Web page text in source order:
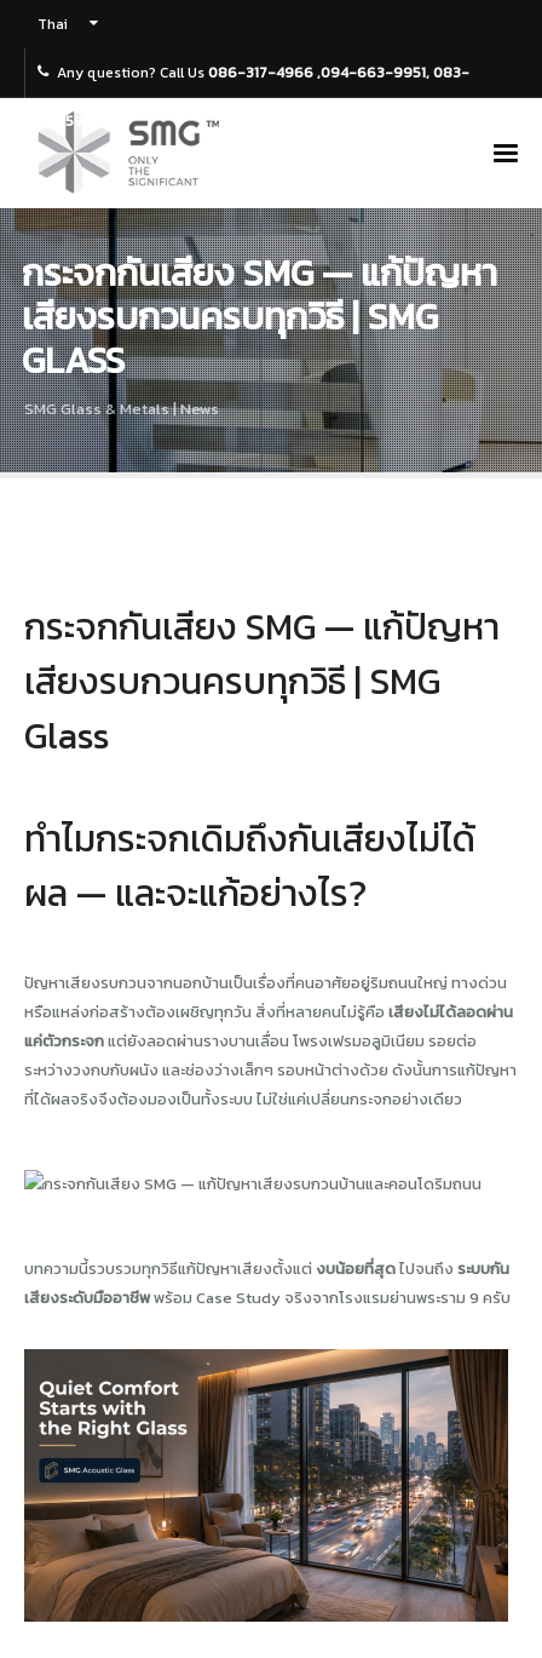
Thai
Any question? Call Us086-317-4966 ,094-663-9951, 083-
4695969
กระจกกันเสียง SMG — แก้ปัญหา
เสียงรบกวนครบทุกวิธี | SMG
GLASS
SMG Glass & Metals | News
กระจกกันเสียง SMG — แก้ปัญหา
เสียงรบกวนครบทุกวิธี | SMG
Glass
ทำไมกระจกเดิมถึงกันเสียงไม่ได้
ผล — และจะแก้อย่างไร?
ปัญหาเสียงรบกวนจากนอกบ้านเป็นเรื่องที่คนอาศัยอยู่ริมถนนใหญ่ ทางด่วน
หรือแหล่งก่อสร้างต้องเผชิญทุกวัน สิ่งที่หลายคนไม่รู้คือ เสียงไม่ได้ลอดผ่าน
แค่ตัวกระจกแต่ยังลอดผ่านรางบานเลื่อน โพรงเฟรมอลูมิเนียม รอยต่อ
ระหว่างวงกบกับผนัง และช่องว่างเล็กๆ รอบหน้าต่างด้วย ดังนั้นการแก้ปัญหา
ที่ได้ผลจริงจึงต้องมองเป็นทั้งระบบ ไม่ใช่แค่เปลี่ยนกระจกอย่างเดียว
บทความนี้รวบรวมทุกวิธีแก้ปัญหาเสียงตั้งแต่ งบน้อยที่สุดไปจนถึง ระบบกัน
เสียงระดับมืออาชีพพร้อม Case Study จริงจากโรงแรมย่านพระราม 9 ครับ